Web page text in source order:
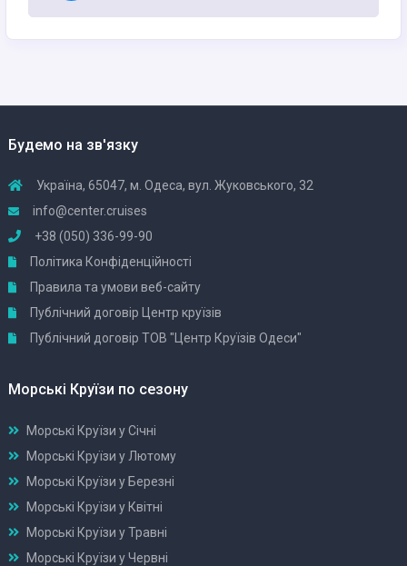
Будемо на зв'язку
Україна, 65047, м. Одеса, вул. Жуковського, 32
info@center.cruises
+38 (050) 336-99-90
Політика Конфіденційності
Правила та умови веб-сайту
Публічний договір Центр круїзів
Публічний договір ТОВ "Центр Круїзів Одеси"
Морські Круїзи по сезону
Морські Круїзи у Січні
Морські Круїзи у Лютому
Морські Круїзи у Березні
Морські Круїзи у Квітні
Морські Круїзи у Травні
Морські Круїзи у Червні